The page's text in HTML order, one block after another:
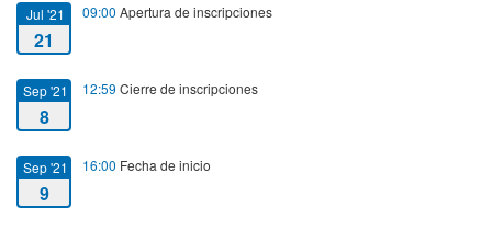
Jul '21
21
09:00 Apertura de inscripciones
Sep '21
8
12:59 Cierre de inscripciones
Sep '21
9
16:00 Fecha de inicio